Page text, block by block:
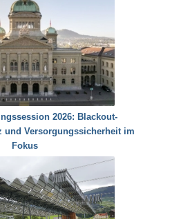
2026: Blackout-
und Versorgungssicherheit im
Fokus